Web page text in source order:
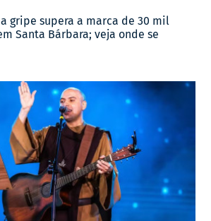
gripe supera a marca de 30 mil
Santa Bárbara; veja onde se